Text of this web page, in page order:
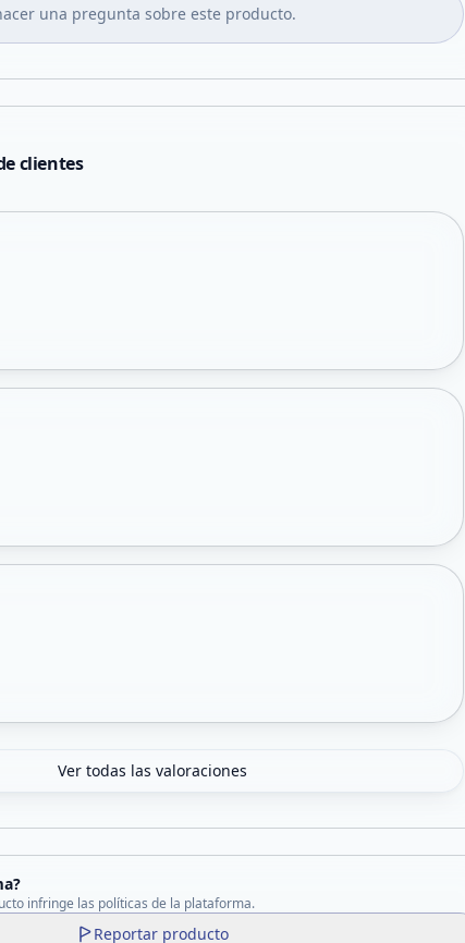
una pregunta sobre este producto.
clientes
Ver todas las valoraciones
infringe las políticas de la plataforma.
Reportar producto